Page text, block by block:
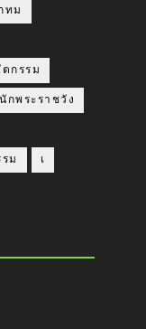
ทม
กรรม
กพระราชวัง
ม เ